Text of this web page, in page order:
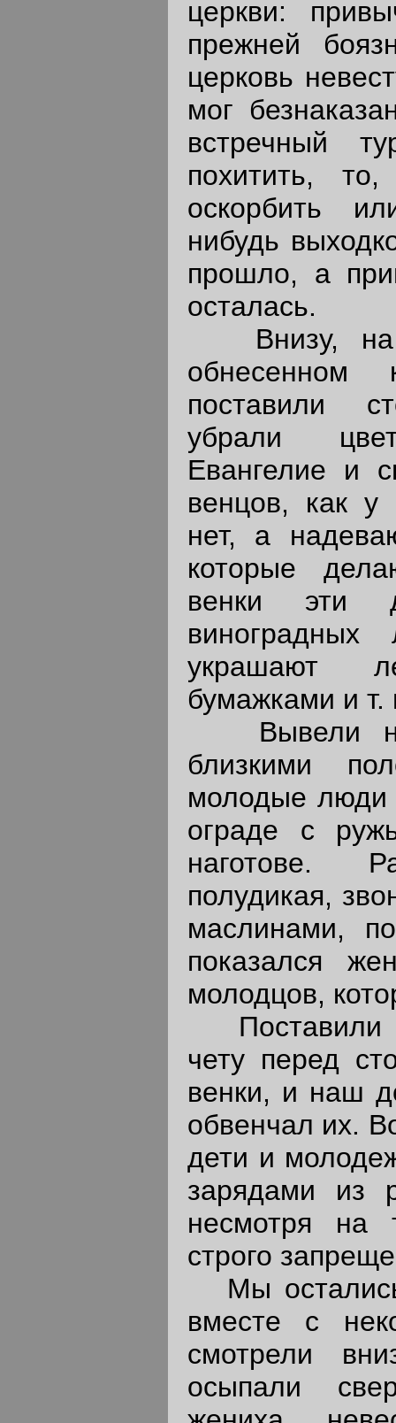
церкви:
прежней
церковь
мог
встречный
похитить,
оскорбить
нибудь
прошло, а
осталась.
Внизу, на
обнесенном
поставили
убрали
Евангелие и
венцов, как у
нет, а
которые
венки эти
украшают
бумажками и т.
Вывели
близкими
молодые люди
ограде с
наготове.
полудикая,
маслинами,
показался
молодцов,
Поставили
чету перед
венки, и наш
обвенчал их.
дети и
зарядами из
несмотря на
строго
Мы
вместе с
смотрели
осыпали